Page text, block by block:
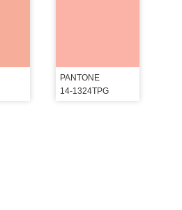
PANTONE
14-1324TPG